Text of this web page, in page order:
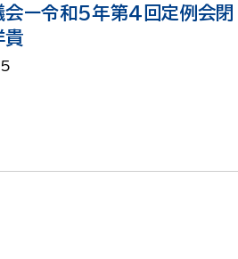
会ー令和5年第4回定例会閉